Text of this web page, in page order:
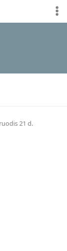
21 d.